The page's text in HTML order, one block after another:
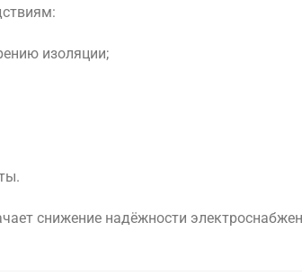
изоляции;
снижение надёжности